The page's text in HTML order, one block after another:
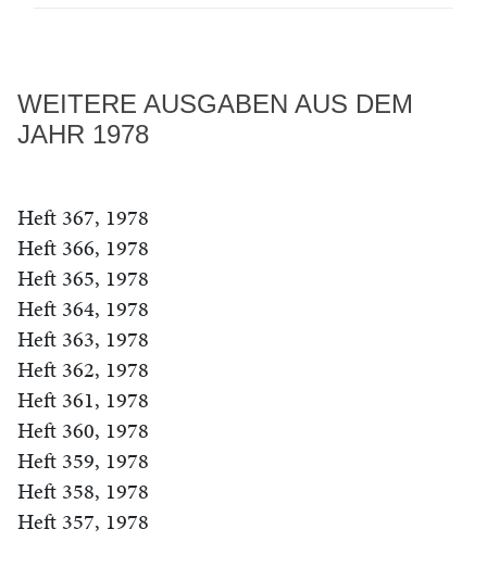
WEITERE AUSGABEN AUS DEM
JAHR 1978
Heft 367, 1978
Heft 366, 1978
Heft 365, 1978
Heft 364, 1978
Heft 363, 1978
Heft 362, 1978
Heft 361, 1978
Heft 360, 1978
Heft 359, 1978
Heft 358, 1978
Heft 357, 1978